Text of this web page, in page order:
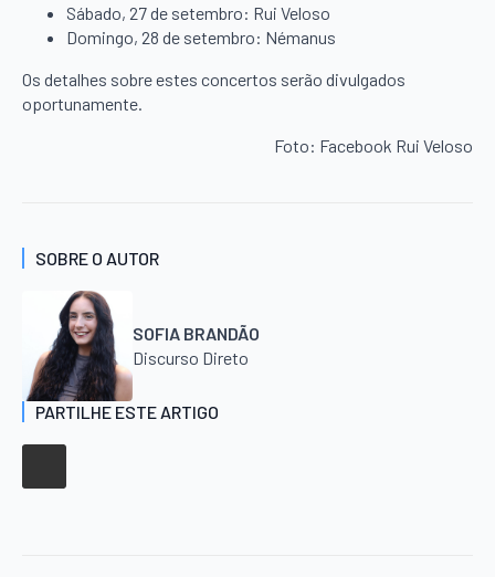
Sábado, 27 de setembro: Rui Veloso
Domingo, 28 de setembro: Némanus
Os detalhes sobre estes concertos serão divulgados
oportunamente.
Foto: Facebook Rui Veloso
SOBRE O AUTOR
SOFIA BRANDÃO
Discurso Direto
PARTILHE ESTE ARTIGO